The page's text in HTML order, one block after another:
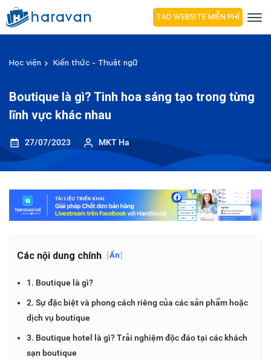
TẠO WEBSITE MIỄN PHÍ
Học viện Kiến thức - Thuật ngữ
Boutique là gì? Tinh hoa sáng tạo trong từng
lĩnh vực khác nhau
27/07/2023 MKT Ha
Các nội dung chính [Ẩn]
1. Boutique là gì?
2. Sự đặc biệt và phong cách riêng của các sản phẩm hoặc
dịch vụ boutique
3. Boutique hotel là gì? Trải nghiệm độc đáo tại các khách
sạn boutique